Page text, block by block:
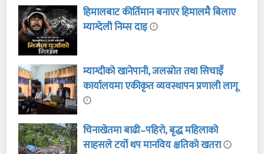
हिमालबाट कीर्तिमान बनाएर हिमालमै बिलाए
म्याग्देली निम्स दाइ
म्याग्दीको खानेपानी, जलस्रोत तथा सिचाइँ
कार्यालयमा एकीकृत व्यवस्थापन प्रणाली लागू
चिनाखेतमा बाढी–पहिरो, बृद्ध महिलाको
साहसले टर्यो थप मानविय क्षतिको खतरा